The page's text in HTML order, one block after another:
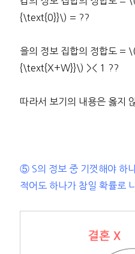
{\text{0}}\) = ??
을의 정보 집합의 정합도
{\text{X+W}}\) >< 1 ??
따라서 보기의 내용은 옳지
⑤ S의 정보 중 기껏해야 하
적어도 하나가 참일 확률로